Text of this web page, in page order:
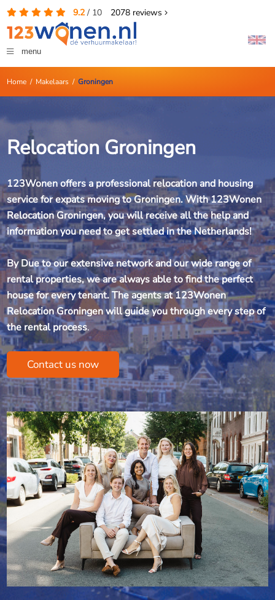
9.2/ 10 2078reviews
menu
Home/ Makelaars/ Groningen
Relocation Groningen
123Wonen offers a professional relocation and housing
service for expats moving to Groningen. With 123Wonen
Relocation Groningen, you will receive all the help and
information you need to get settled in the Netherlands!
By Due to our extensive network and our wide range of
rental properties, we are always able to find the perfect
house for every tenant. The agents at 123Wonen
Relocation Groningen will guide you through every step of
the rental process.
Contact us now